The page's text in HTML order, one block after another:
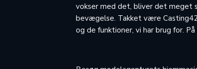
vokser med det, bliver det
bevægelse. Takket være
og de funktioner, vi har brug for.